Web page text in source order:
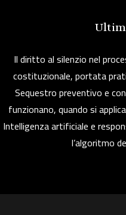
Il diritto al silenzio nel
costituzionale, portata
Sequestro preventivo e
funzionano, quando si
Intelligenza artificiale e
l’algoritmo